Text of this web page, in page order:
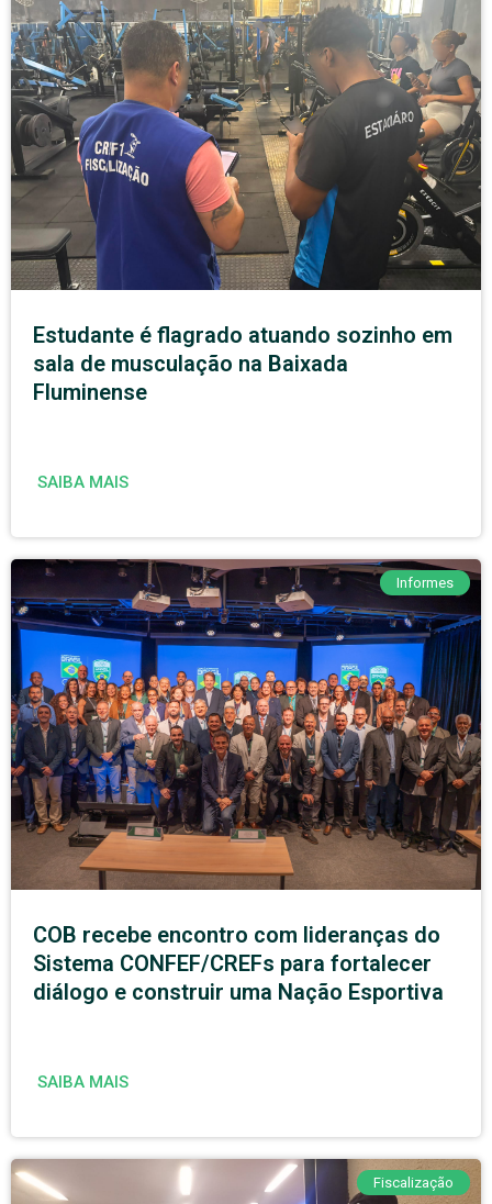
Estudante é flagrado atuando sozinho em
sala de musculação na Baixada
Fluminense
SAIBA MAIS
Informes
COB recebe encontro com lideranças do
Sistema CONFEF/CREFs para fortalecer
diálogo e construir uma Nação Esportiva
SAIBA MAIS
Fiscalização